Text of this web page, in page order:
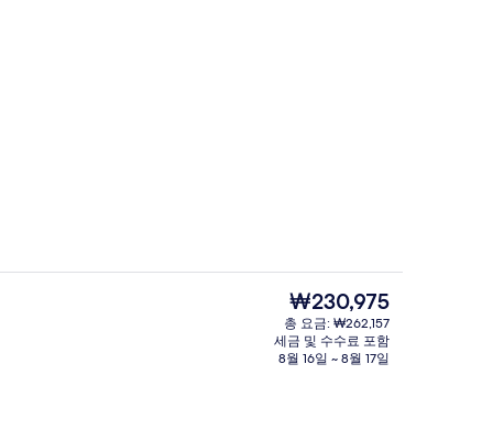
현
재
가
격
₩230,975
총 요금: ₩262,157
세금 및 수수료 포함
8월 16일 ~ 8월 17일